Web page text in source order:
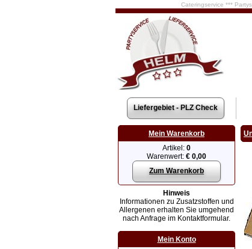
Cateringservice ***
Liefergebiet - PLZ Check
Mein Warenkorb
Artikel: 0
Warenwert: € 0,00
Zum Warenkorb
Hinweis
Informationen zu Zusatzstoffen und
Allergenen erhalten Sie umgehend
nach Anfrage im Kontaktformular.
Mein Konto